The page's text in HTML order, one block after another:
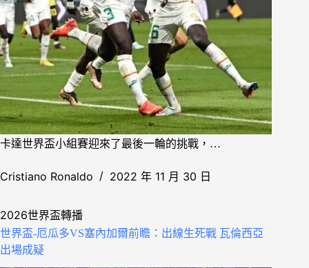
卡達世界盃小組賽迎來了最後一輪的挑戰，…
Cristiano Ronaldo 2022 年 11 月 30 日
2026世界盃轉播
世界盃-厄瓜多VS塞內加爾前瞻：出線生死戰 瓦倫西亞
出場成疑